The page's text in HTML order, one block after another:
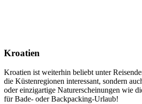
Kroatien
Kroatien ist weiterhin beliebt unter
die Küstenregionen interessant, sondern
oder einzigartige Naturerscheinungen wie
für Bade- oder Backpacking-Urlaub!